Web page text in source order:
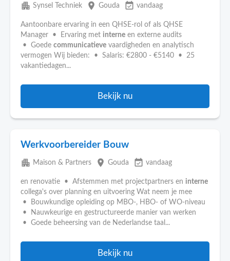
apartment Synsel Techniek place Gouda event_available vandaag
Aantoonbare ervaring in een QHSE-rol of als QHSE
Manager • Ervaring met interne en externe audits
• Goede communicatieve vaardigheden en analytisch
vermogen Wij bieden: • Salaris: €2800 - €5140 • 25
vakantiedagen...
Bekijk nu
Werkvoorbereider Bouw
apartment Maison & Partners place Gouda event_available vandaag
en renovatie • Afstemmen met projectpartners en interne
collega's over planning en uitvoering Wat neem je mee
• Bouwkundige opleiding op MBO-, HBO- of WO-niveau
• Nauwkeurige en gestructureerde manier van werken
• Goede beheersing van de Nederlandse taal...
Bekijk nu